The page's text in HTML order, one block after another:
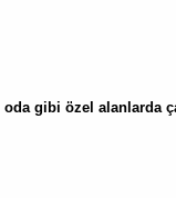
gibi özel alanlarda